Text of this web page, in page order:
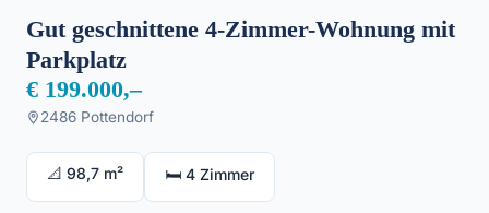
Gut geschnittene 4-Zimmer-Wohnung mit
Parkplatz
€ 199.000,–
2486 Pottendorf
📐 98,7 m² 🛏 4 Zimmer